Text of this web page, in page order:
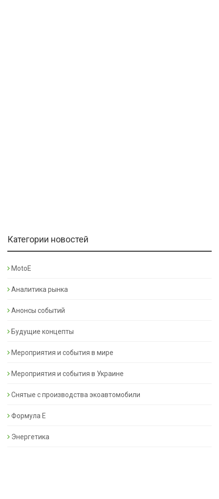
Категории новостей
MotoE
Аналитика рынка
Анонсы событий
Будущие концепты
Мероприятия и события в мире
Мероприятия и события в Украине
Снятые с производства экоавтомобили
Формула Е
Энергетика